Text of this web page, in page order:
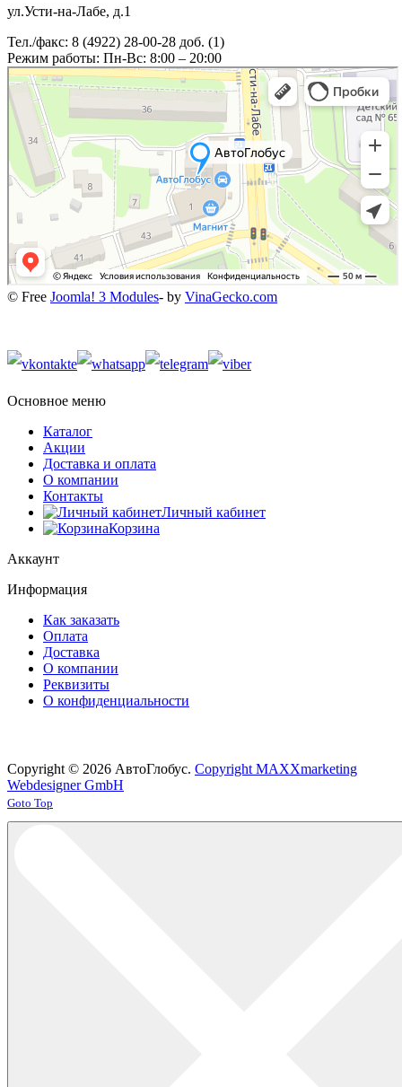
ул.Усти-на-Лабе, д.1
Тел./факс: 8 (4922) 28-00-28 доб. (1)
Режим работы: Пн-Вс: 8:00 – 20:00
© Free Joomla! 3 Modules- by VinaGecko.com
Основное меню
Каталог
Акции
Доставка и оплата
О компании
Контакты
Личный кабинет
Корзина
Аккаунт
Информация
Как заказать
Оплата
Доставка
О компании
Реквизиты
О конфиденциальности
Copyright © 2026 АвтоГлобус. Copyright MAXXmarketing
Webdesigner GmbH
Joomla! 3 Templates
Goto Top